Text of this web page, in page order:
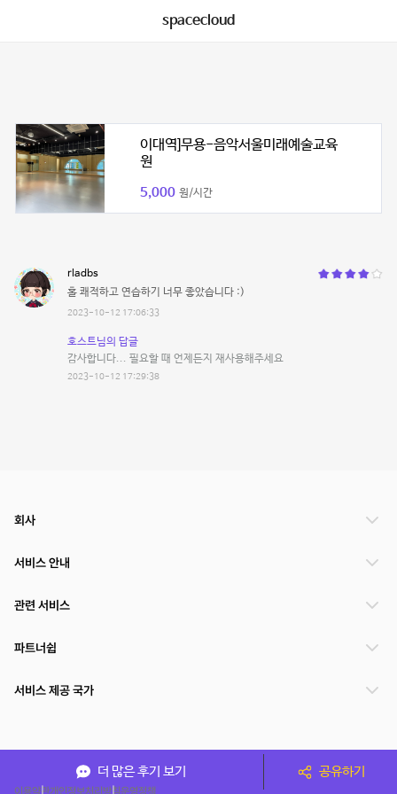
spacecloud
이대역]무용-음악서울미래예술교육
원
5,000 원/시간
rladbs
홀 쾌적하고 연습하기 너무 좋았습니다 :)
2023-10-12 17:06:33
호스트님의 답글
감사합니다... 필요할 때 언제든지 재사용해주세요
2023-10-12 17:29:38
더 많은 후기 보기 공유하기
회사
서비스 안내
관련 서비스
파트너쉽
서비스 제공 국가
이용약관개인정보처리방침운영정책